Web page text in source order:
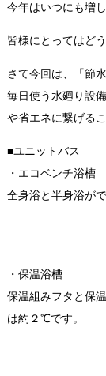
今年はいつにも増
皆様にとってはど
さて今回は、「節
毎日使う水廻り設
や省エネに繋げる
■ユニットバス
・エコベンチ浴槽
全身浴と半身浴が
・保温浴槽
保温組みフタと保
は約２℃です。